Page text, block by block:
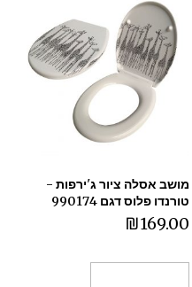
מושב אסלה ציור ג'ירפות -
טורנדו פלוס דגם 990174
₪169.00